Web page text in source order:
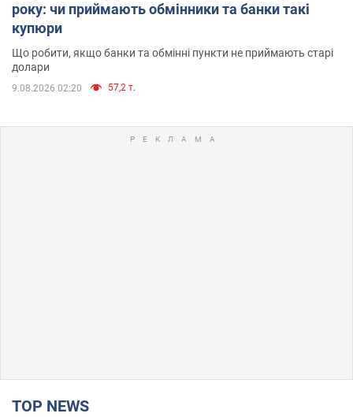
року: чи приймають обмінники та банки такі
купюри
Що робити, якщо банки та обмінні пункти не приймають старі
долари
9.08.2026 02:20 57,2 т.
TOP NEWS